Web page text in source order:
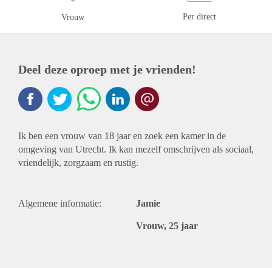
Vrouw Per direct
Deel deze oproep met je vrienden!
Ik ben een vrouw van 18 jaar en zoek een kamer in de
omgeving van Utrecht. Ik kan mezelf omschrijven als sociaal,
vriendelijk, zorgzaam en rustig.
Algemene informatie: Jamie
Vrouw, 25 jaar